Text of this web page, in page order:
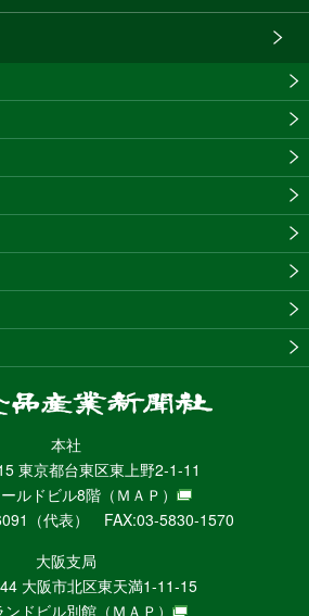
食
産
業
新
聞
社
ニ
ュ
本社
東京都台東区東上野2-1-11
ルドビル8階 （ＭＡＰ）
（代表） FAX:03-5830-1570
大阪支局
大阪市北区東天満1-11-15
ンドビル別館 （ＭＡＰ）